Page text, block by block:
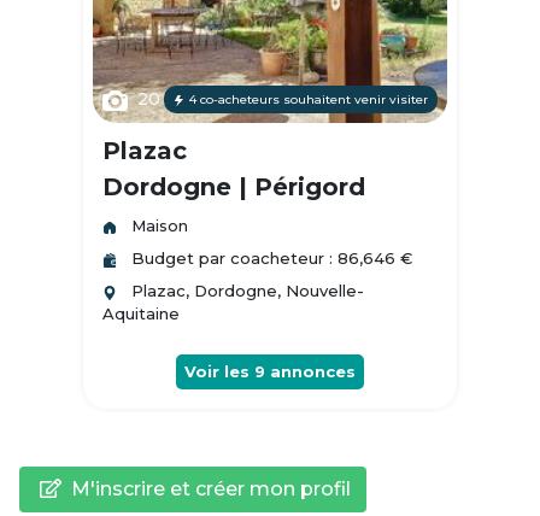
20 4 co-acheteurs souhaitent venir visiter
Plazac
Dordogne | Périgord
Maison
Budget par coacheteur : 86,646 €
Plazac, Dordogne, Nouvelle-
Aquitaine
Voir les 9 annonces
M'inscrire et créer mon profil